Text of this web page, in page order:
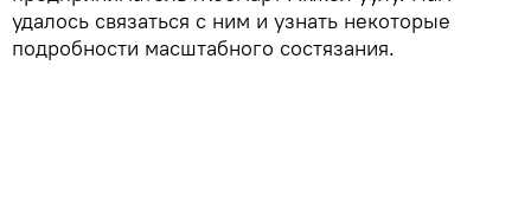
удалось связаться с ним и узнать некоторые
подробности масштабного состязания.